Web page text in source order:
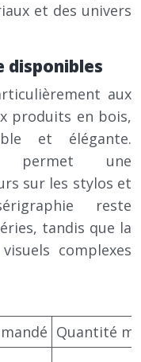
et des univers
disponibles
aux
produits en bois,
et élégante.
permet une
sur les stylos et
reste
tandis que la
complexes
Quantité